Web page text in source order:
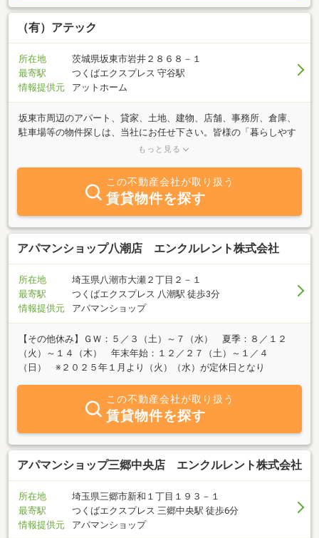
（有）アテック
所在地
茨城県坂東市岩井２８６８－１
最寄駅
つくばエクスプレス 守谷駅
情報提供元
アットホーム
坂東市周辺のアパート、貸家、土地、建物、店舗、事務所、倉庫、
駐車場等の物件探しは、当社にお任せ下さい。皆様の「暮らしやす
さ」を応援、ライフスタイルにあった物件探しのお手伝いをさせて
んな皆様のニーズにお答えさせて頂きます。
もっと見る
この不動産会社が取り扱う
賃貸物件を探す
アパマンショップ八潮店 エンクルレント株式会社
所在地
埼玉県八潮市大瀬２丁目２－１
最寄駅
つくばエクスプレス 八潮駅 徒歩3分
情報提供元
アパマンショップ
【その他休み】ＧＷ：５／３（土）～７（水） 夏季：８／１２
（火）～１４（木） 年末年始：１２／２７（土）～１／４
（日） ※２０２５年１月より（火）（水）が定休日となり
この不動産会社が取り扱う
賃貸物件を探す
アパマンショップ三郷中央店 エンクルレント株式会社
所在地
埼玉県三郷市新和１丁目１９３－１
最寄駅
つくばエクスプレス 三郷中央駅 徒歩6分
情報提供元
アパマンショップ